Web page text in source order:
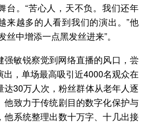
台。“苦心人，天不负。我们还年
来越多的人看到我们的演出。”他
丝中增添一点黑发丝进来”。
强敏锐察觉到网络直播的风口，尝
，单场最高吸引近4000名观众在
达30万人次，粉丝群体从老年人逐
他致力于传统剧目的数字化保护与
他系统整理出数十万字、十几出接